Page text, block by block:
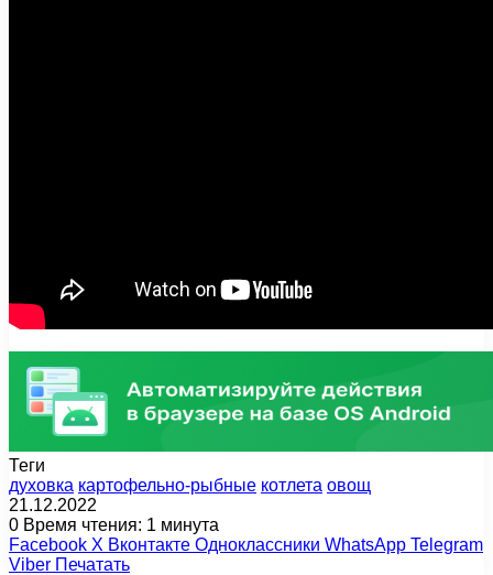
Теги
духовка картофельно-рыбные котлета овощ
21.12.2022
0 Время чтения: 1 минута
Facebook X Вконтакте Одноклассники WhatsApp Telegram
Viber Печатать